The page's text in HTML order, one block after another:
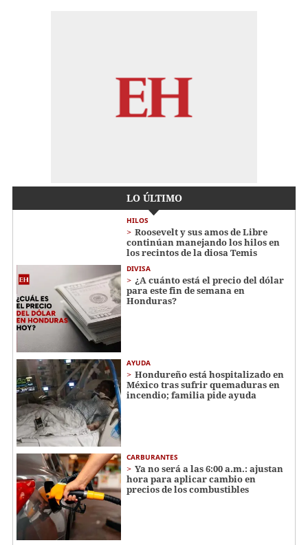
LO ÚLTIMO
HILOS
Roosevelt y sus amos de Libre
continúan manejando los hilos en
los recintos de la diosa Temis
DIVISA
¿A cuánto está el precio del dólar
para este fin de semana en
Honduras?
AYUDA
Hondureño está hospitalizado en
México tras sufrir quemaduras en
incendio; familia pide ayuda
CARBURANTES
Ya no será a las 6:00 a.m.: ajustan
hora para aplicar cambio en
precios de los combustibles